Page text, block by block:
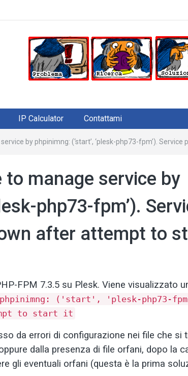
IP Calculator Contattami
by phpinimng: (‘start’, ‘plesk-php73-fpm’).
manage service by
php73-fpm’).
after attempt to
FPM 7.3.5 su Plesk. Viene visualizzato
phpinimng: ('start', 'plesk-php73-
to start it
da errori di configurazione nei file che si
dalla presenza di file orfani, dopo la
gli eventuali orfani (questa è la prima